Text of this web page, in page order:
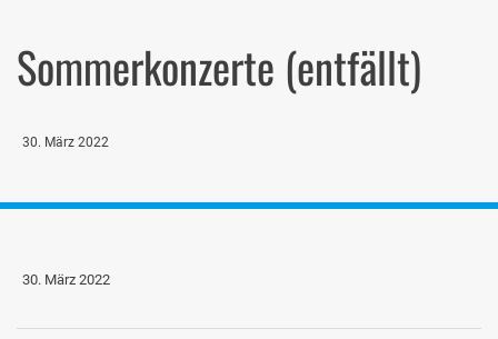
Sommerkonzerte (entfällt)
30. März 2022
30. März 2022